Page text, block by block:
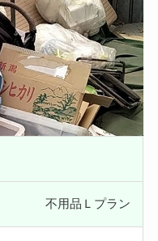
不用品Ｌプラン